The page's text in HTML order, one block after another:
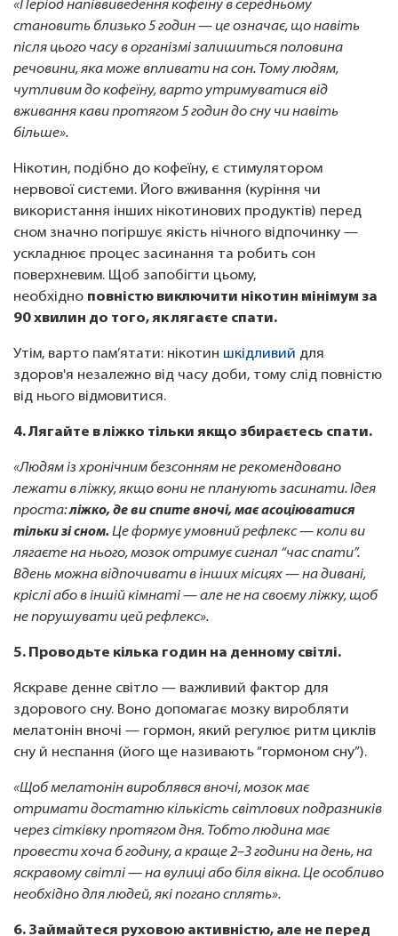
«Період напіввиведення кофеїну в середньому
становить близько 5 годин — це означає, що навіть
після цього часу в організмі залишиться половина
речовини, яка може впливати на сон. Тому людям,
чутливим до кофеїну, варто утримуватися від
вживання кави протягом 5 годин до сну чи навіть
більше».
Нікотин, подібно до кофеїну, є стимулятором
нервової системи. Його вживання (куріння чи
використання інших нікотинових продуктів) перед
сном значно погіршує якість нічного відпочинку —
ускладнює процес засинання та робить сон
поверхневим. Щоб запобігти цьому,
необхідно повністю виключити нікотин мінімум за
90 хвилин до того, як лягаєте спати.
Утім, варто пам’ятати: нікотин шкідливий для
здоров'я незалежно від часу доби, тому слід повністю
від нього відмовитися.
4. Лягайте в ліжко тільки якщо збираєтесь спати.
«Людям із хронічним безсонням не рекомендовано
лежати в ліжку, якщо вони не планують засинати. Ідея
проста:ліжко, де ви спите вночі, має асоціюватися
тільки зі сном.Це формує умовний рефлекс — коли ви
лягаєте на нього, мозок отримує сигнал “час спати”.
Вдень можна відпочивати в інших місцях — на дивані,
кріслі або в іншій кімнаті — але не на своєму ліжку, щоб
не порушувати цей рефлекс».
5. Проводьте кілька годин на денному світлі.
Яскраве денне світло — важливий фактор для
здорового сну. Воно допомагає мозку виробляти
мелатонін вночі — гормон, який регулює ритм циклів
сну й неспання (його ще називають “гормоном сну”).
«Щоб мелатонін вироблявся вночі, мозок має
отримати достатню кількість світлових подразників
через сітківку протягом дня. Тобто людина має
провести хоча б годину, а краще 2–3 години на день, на
яскравому світлі — на вулиці або біля вікна. Це особливо
необхідно для людей, які погано сплять».
6. Займайтеся руховою активністю, але не перед